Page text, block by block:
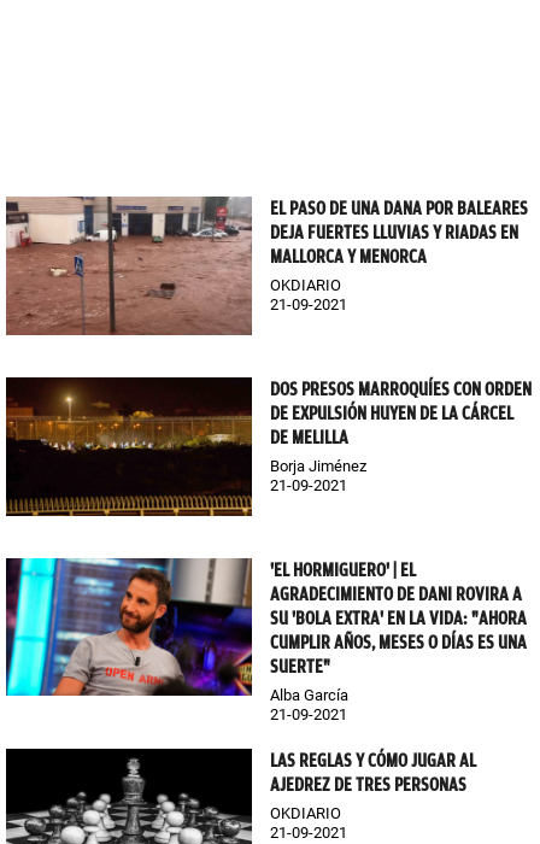
EL PASO DE UNA DANA POR BALEARES
DEJA FUERTES LLUVIAS Y RIADAS EN
MALLORCA Y MENORCA
OKDIARIO
21-09-2021
DOS PRESOS MARROQUÍES CON ORDEN
DE EXPULSIÓN HUYEN DE LA CÁRCEL
DE MELILLA
Borja Jiménez
21-09-2021
'EL HORMIGUERO' | EL
AGRADECIMIENTO DE DANI ROVIRA A
SU 'BOLA EXTRA' EN LA VIDA: "AHORA
CUMPLIR AÑOS, MESES O DÍAS ES UNA
SUERTE"
Alba García
21-09-2021
LAS REGLAS Y CÓMO JUGAR AL
AJEDREZ DE TRES PERSONAS
OKDIARIO
21-09-2021